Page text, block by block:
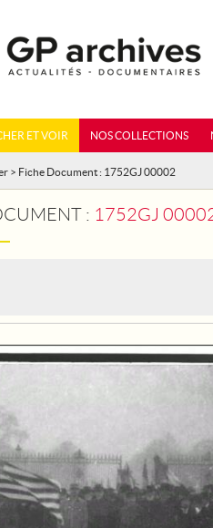
ET VOIR NOS COLLECTIONS
> Fiche Document : 1752GJ 00002
: 1752GJ 00002 - PARIS,